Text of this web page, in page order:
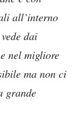
all’interno
dai
nel migliore
ma non ci
grande